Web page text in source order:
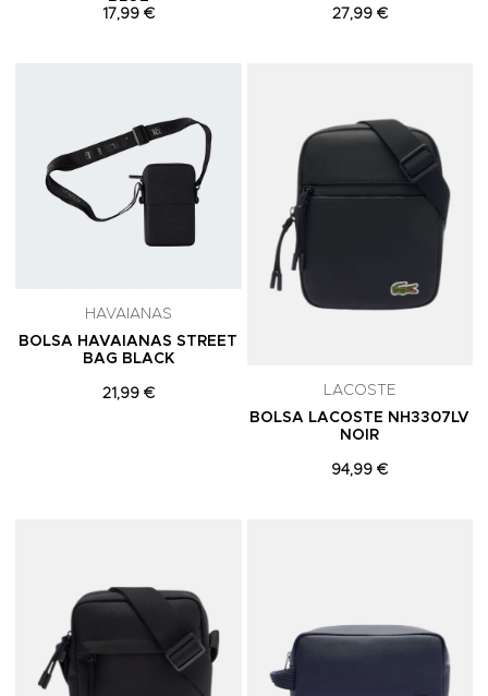
17,99 €
27,99 €
HAVAIANAS
BOLSA HAVAIANAS STREET
BAG BLACK
21,99 €
LACOSTE
BOLSA LACOSTE NH3307LV
NOIR
94,99 €